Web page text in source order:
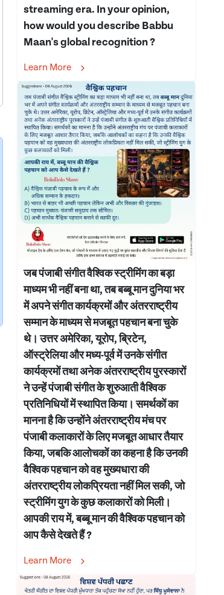
streaming era. In your opinion,
how would you describe Babbu
Maan's global recognition ?
Learn More
जब पंजाबी संगीत वैश्विक स्ट्रीमिंग का बड़ा
माध्यम भी नहीं बना था, तब बब्बू मान दुनिया भर
में अपने संगीत कार्यक्रमों और अंतरराष्ट्रीय
सम्मान के माध्यम से मजबूत पहचान बना चुके
थे। उत्तर अमेरिका, यूरोप, ब्रिटेन,
ऑस्ट्रेलिया और मध्य-पूर्व में उनके संगीत
कार्यक्रमों तथा अनेक अंतरराष्ट्रीय पुरस्कारों
ने उन्हें पंजाबी संगीत के शुरुआती वैश्विक
प्रतिनिधियों में स्थापित किया। समर्थकों का
मानना है कि उन्होंने अंतरराष्ट्रीय मंच पर
पंजाबी कलाकारों के लिए मजबूत आधार तैयार
किया, जबकि आलोचकों का कहना है कि उनकी
वैश्विक पहचान को वह मुख्यधारा की
अंतरराष्ट्रीय लोकप्रियता नहीं मिल सकी, जो
स्ट्रीमिंग युग के कुछ कलाकारों को मिली।
आपकी राय में, बब्बू मान की वैश्विक पहचान को
आप कैसे देखते हैं ?
Learn More